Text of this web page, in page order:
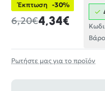
Έκπτωση -30%
4,34€
6,20€
Ρωτήστε μας για το προϊόν